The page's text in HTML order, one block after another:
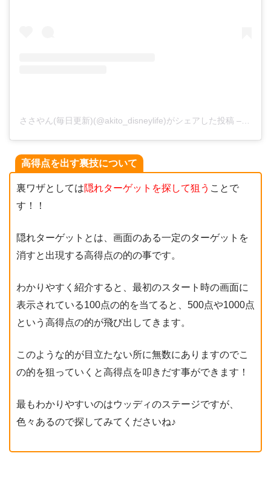
ささやん(毎日更新)(@akito_disneylife)がシェアした投稿 –
高得点を出す裏技について
裏ワザとしては隠れターゲットを探して狙う ことで
す！！
隠れターゲットとは、画面のある一定のターゲットを
消すと出現する高得点の的の事です。
わかりやすく紹介すると、最初のスタート時の画面に
表示されている100点の的を当てると、500点や1000点
という高得点の的が飛び出してきます。
このような的が目立たない所に無数にありますのでこ
の的を狙っていくと高得点を叩きだす事ができます！
最もわかりやすいのはウッディのステージですが、
色々あるので探してみてくださいね♪